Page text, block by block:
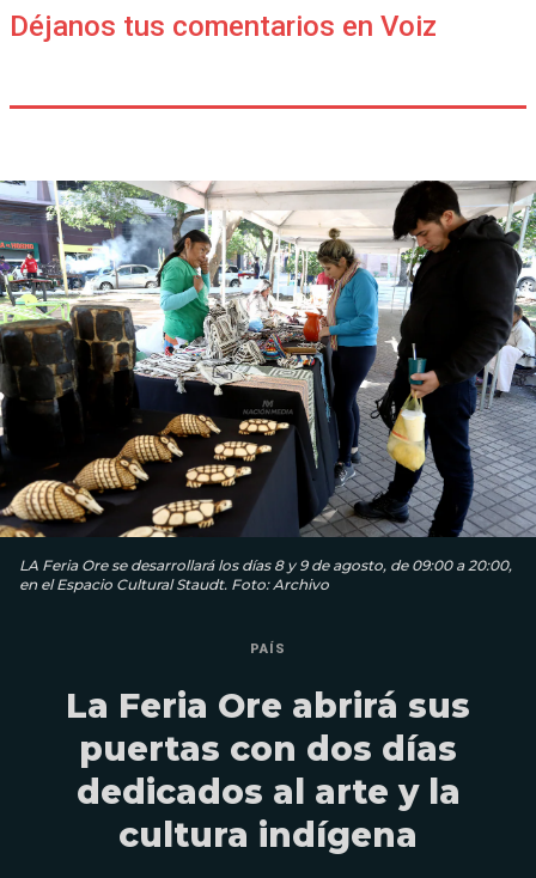
Déjanos tus comentarios en Voiz
LA Feria Ore se desarrollará los días 8 y 9 de agosto, de 09:00 a 20:00,
en el Espacio Cultural Staudt. Foto: Archivo
PAÍS
La Feria Ore abrirá sus
puertas con dos días
dedicados al arte y la
cultura indígena